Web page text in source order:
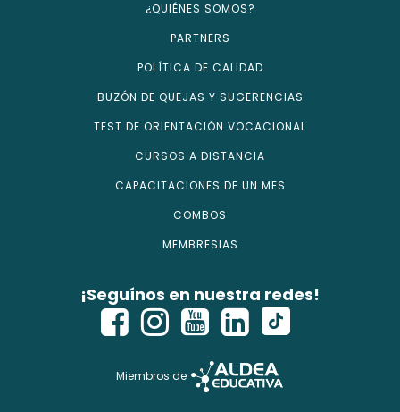
¿QUIÉNES SOMOS?
PARTNERS
POLÍTICA DE CALIDAD
BUZÓN DE QUEJAS Y SUGERENCIAS
TEST DE ORIENTACIÓN VOCACIONAL
CURSOS A DISTANCIA
CAPACITACIONES DE UN MES
COMBOS
MEMBRESIAS
¡Seguínos en nuestra redes!
Miembros de